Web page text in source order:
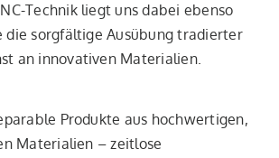
Technik liegt uns dabei ebenso
die sorgfältige Ausübung tradierter
an innovativen Materialien.
Produkte aus hochwertigen,
Materialien – zeitlose